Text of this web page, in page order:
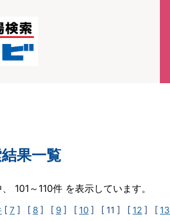
果一覧
101～110件 を表示しています。
[ 7 ] [ 8 ] [ 9 ] [ 10 ] [ 11 ] [ 12 ] [ 13